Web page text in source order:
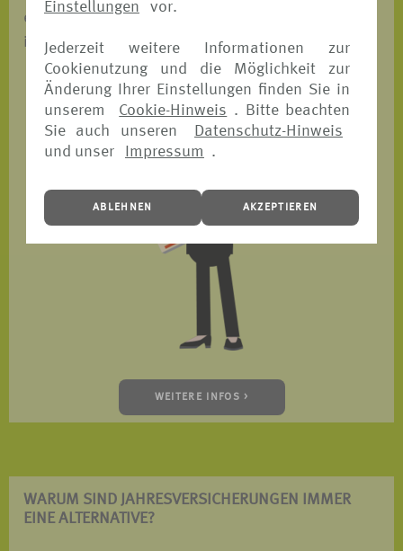
Einstellungen
vor.
Jederzeit weitere Informationen zur
Cookienutzung und die Möglichkeit zur
Änderung Ihrer Einstellungen finden Sie in
unserem
Cookie-Hinweis . Bitte beachten
Sie auch unseren
Datenschutz-Hinweis
und unser
Impressum .
ABLEHNEN AKZEPTIEREN
erkennen, welches Angebot das Passende für Sie
ist.
WEITERE INFOS >
WARUM SIND JAHRES­VERSICHERUNGEN IMMER
EINE ALTERNATIVE?